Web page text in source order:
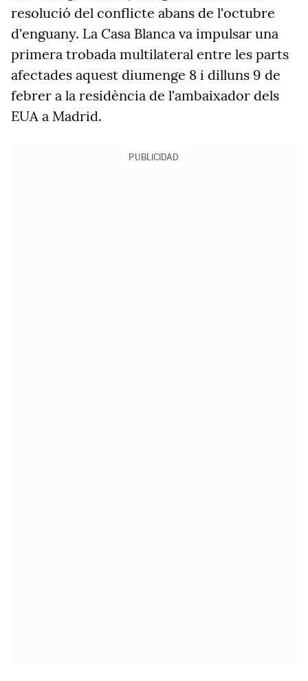
resolució del conflicte abans de l'octubre
d'enguany. La Casa Blanca va impulsar una
primera trobada multilateral entre les parts
afectades aquest diumenge 8 i dilluns 9 de
febrer a la residència de l'ambaixador dels
EUA a Madrid.
PUBLICIDAD